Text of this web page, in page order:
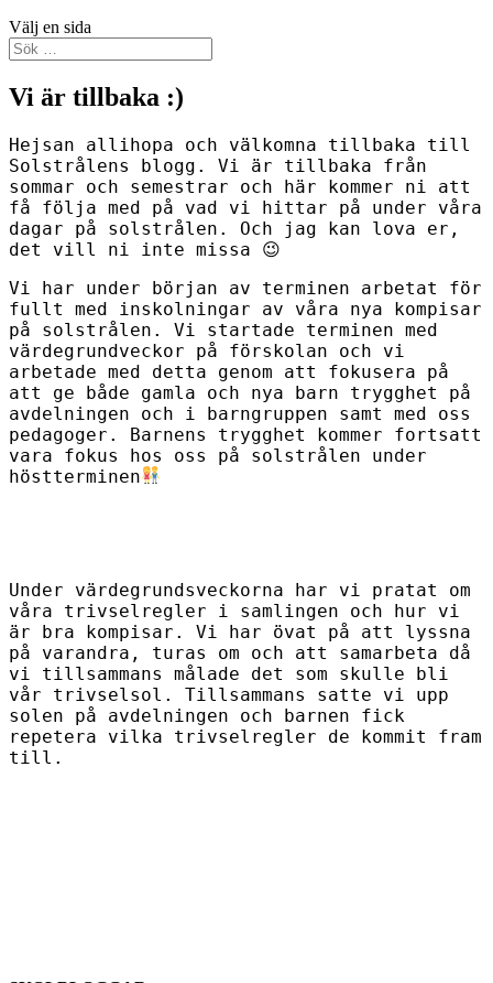
Välj en sida
Vi är tillbaka :)
Hejsan allihopa och välkomna tillbaka till
Solstrålens blogg. Vi är tillbaka från
sommar och semestrar och här kommer ni att
få följa med på vad vi hittar på under våra
dagar på solstrålen. Och jag kan lova er,
det vill ni inte missa 😉
Vi har under början av terminen arbetat för
fullt med inskolningar av våra nya kompisar
på solstrålen. Vi startade terminen med
värdegrundveckor på förskolan och vi
arbetade med detta genom att fokusera på
att ge både gamla och nya barn trygghet på
avdelningen och i barngruppen samt med oss
pedagoger. Barnens trygghet kommer fortsatt
vara fokus hos oss på solstrålen under
höstterminen
Under värdegrundsveckorna har vi pratat om
våra trivselregler i samlingen och hur vi
är bra kompisar. Vi har övat på att lyssna
på varandra, turas om och att samarbeta då
vi tillsammans målade det som skulle bli
vår trivselsol. Tillsammans satte vi upp
solen på avdelningen och barnen fick
repetera vilka trivselregler de kommit fram
till.